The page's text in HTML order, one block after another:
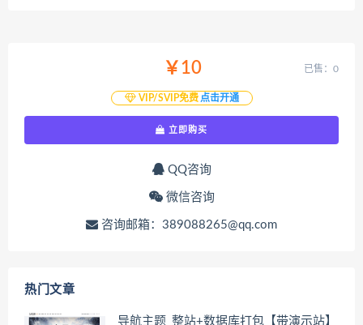
￥10
VIP/SVIP免费 点击开通
已售：0
立即购买
QQ咨询
微信咨询
咨询邮箱：389088265@qq.com
热门文章
导航主题_整站+数据库打包【带演示站】